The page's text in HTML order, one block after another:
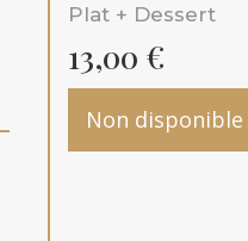
Plat + Dessert
13,00 €
Non disponible